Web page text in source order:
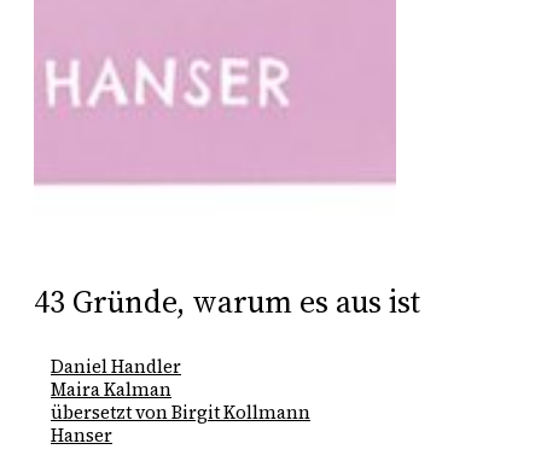
43 Gründe, warum es aus ist
Daniel Handler
Maira Kalman
übersetzt von Birgit Kollmann
Hanser